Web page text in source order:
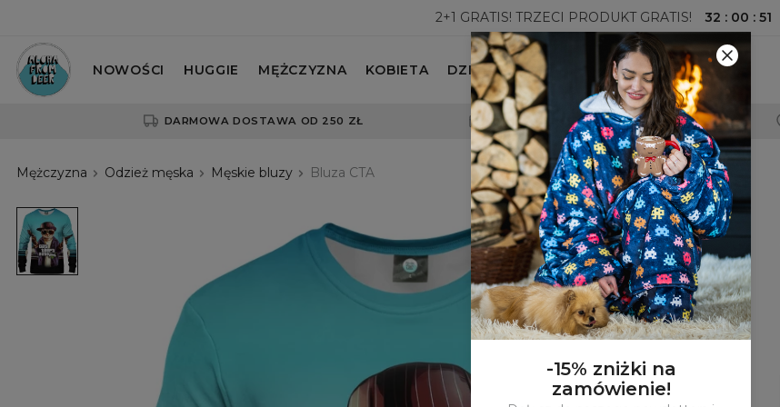
2+1 GRATIS! TRZECI PRODUKT GRATIS! 32 : 00 : 50
NOWOŚCI HUGGIE MĘŻCZYZNA KOBIETA DZIECKO
DARMOWA DOSTAWA OD 250 ZŁ 100-DNIOWE PRAWO ZWROTU
Mężczyzna Odzież męska Męskie bluzy Bluza CTA
Bluza
CTA
-15% zniżki na
zamówienie!